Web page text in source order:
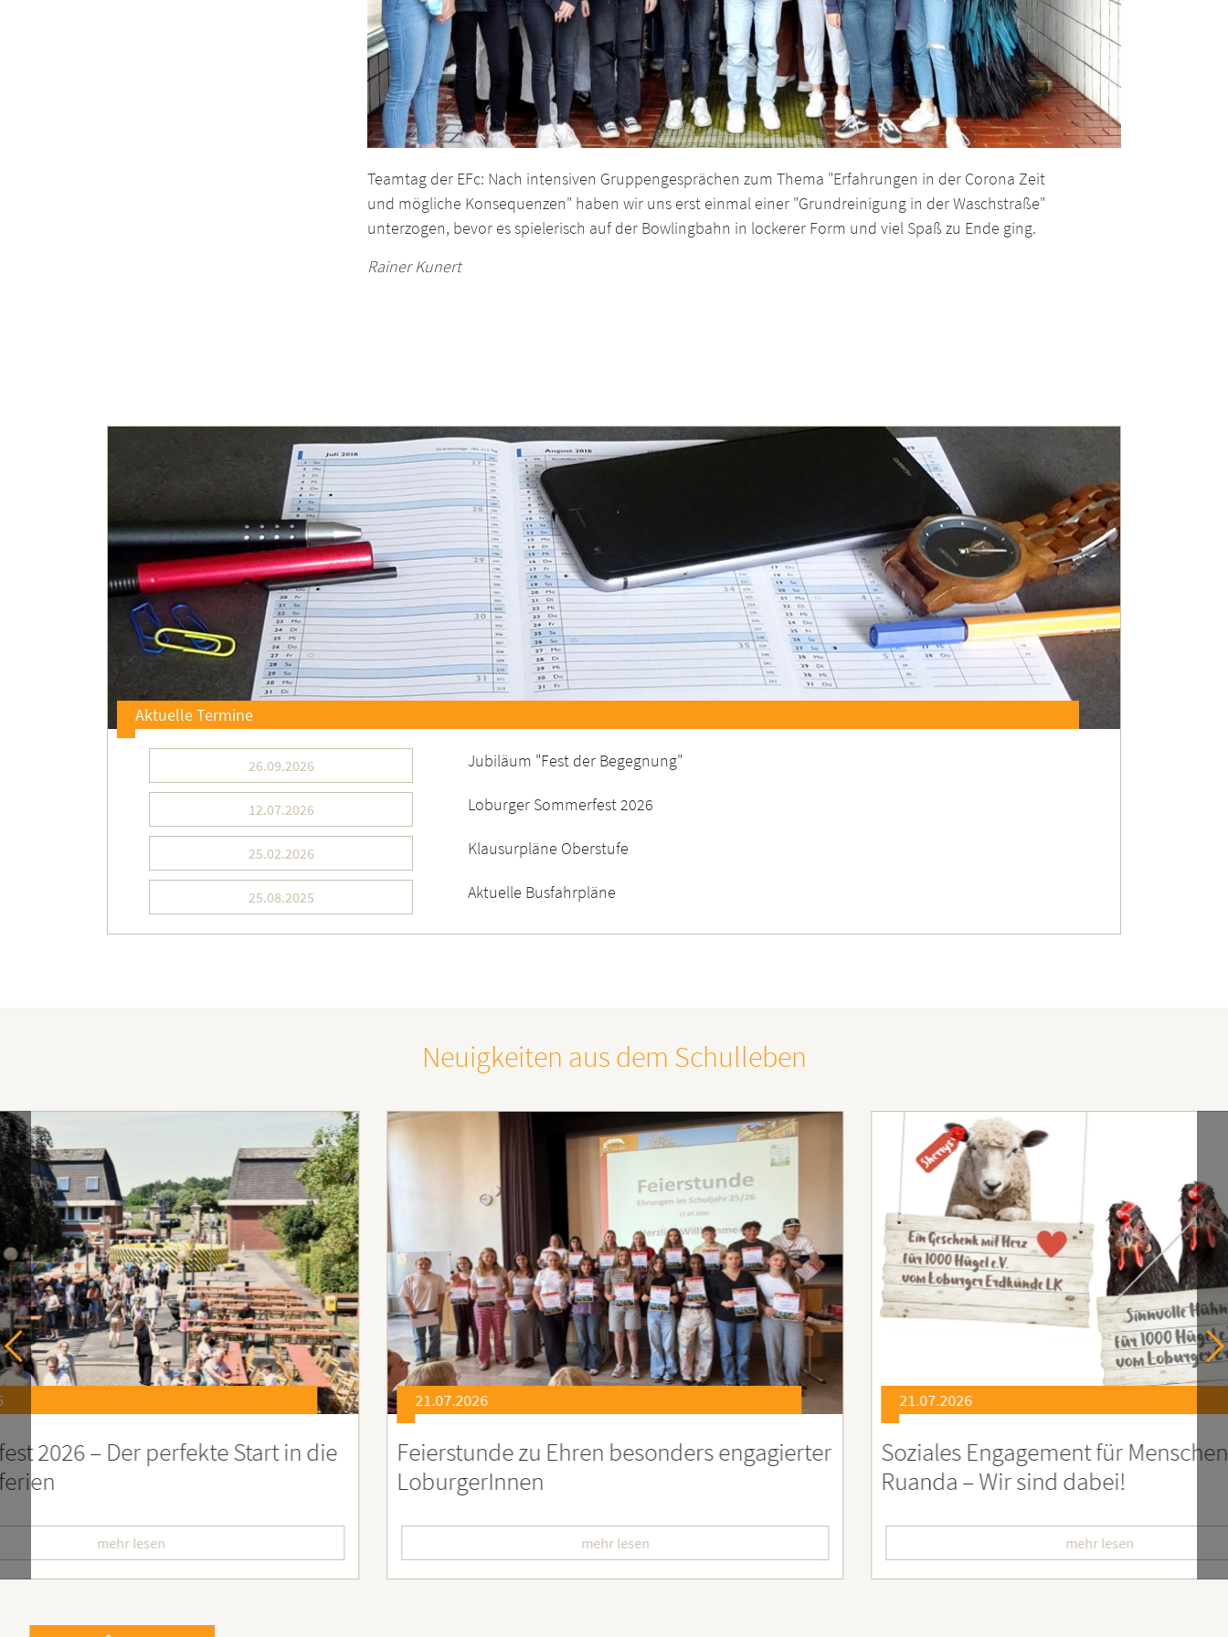
Teamtag der EFc: Nach intensiven Gruppengesprächen zum Thema "Erfahrungen in der Corona Zeit
und mögliche Konsequenzen" haben wir uns erst einmal einer "Grundreinigung in der Waschstraße"
unterzogen, bevor es spielerisch auf der Bowlingbahn in lockerer Form und viel Spaß zu Ende ging.
Rainer Kunert
Aktuelle Termine
26.09.2026 Jubiläum "Fest der Begegnung"
12.07.2026 Loburger Sommerfest 2026
25.02.2026 Klausurpläne Oberstufe
25.08.2025 Aktuelle Busfahrpläne
Neuigkeiten aus dem Schulleben
2026 – Der perfekte Start in die
mehr lesen
21.07.2026
Feierstunde zu Ehren besonders engagierter
LoburgerInnen
mehr lesen
21.07.2026
Soziales Engagement für
Ruanda – Wir sind dabei!
mehr lesen